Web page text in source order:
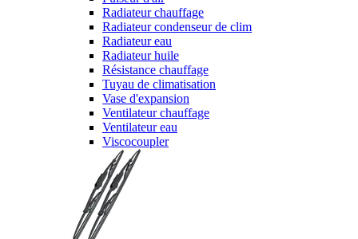
Radiateur chauffage
Radiateur condenseur de clim
Radiateur eau
Radiateur huile
Résistance chauffage
Tuyau de climatisation
Vase d'expansion
Ventilateur chauffage
Ventilateur eau
Viscocoupler